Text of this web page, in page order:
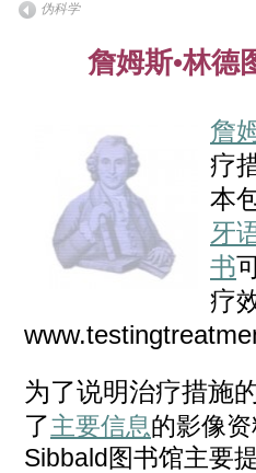
伪科学
詹姆斯•林德
詹
疗
本
牙
书
疗
为了说明治疗措施
了主要信息的影像
Sibbald图书馆主要